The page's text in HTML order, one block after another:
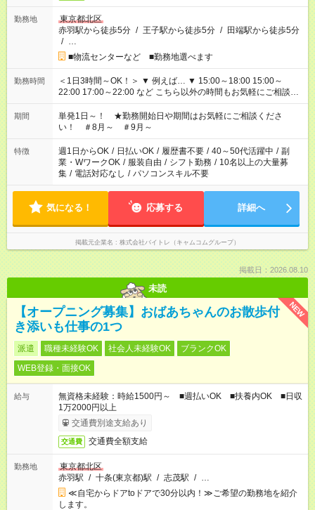
勤務地
東京都北区
赤羽駅から徒歩5分 / 王子駅から徒歩5分 / 田端駅から徒歩5分
/ …
■物流センターなど ■勤務地選べます
勤務時間
＜1日3時間～OK！＞ ▼ 例えば… ▼ 15:00～18:00 15:00～
22:00 17:00～22:00 など こちら以外の時間もお気軽にご相談く
ださい！
期間
単発1日～！ ★勤務開始日や期間はお気軽にご相談くださ
い！ ＃8月～ ＃9月～
特徴 週1日からOK / 日払いOK / 履歴書不要 / 40～50代活躍中 / 副
業・WワークOK / 服装自由 / シフト勤務 / 10名以上の大量募
集 / 電話対応なし / パソコンスキル不要
気になる！ 応募する 詳細へ
掲載元企業名 株式会社バイトレ（キャムコムグループ）
掲載日：2026.08.10
未読
NEW
【オープニング募集】おばあちゃんのお散歩付
き添いも仕事の1つ
派遣 職種未経験OK 社会人未経験OK
ブランクOK
WEB登録・面接OK
給与
無資格未経験：時給1500円～ ■週払いOK ■扶養内OK ■日収
1万2000円以上
交通費別途支給あり
交通費 交通費全額支給
勤務地
東京都北区
赤羽駅 / 十条(東京都)駅 / 志茂駅 / …
≪自宅からドアtoドアで30分以内！≫ご希望の勤務地を紹介
します。